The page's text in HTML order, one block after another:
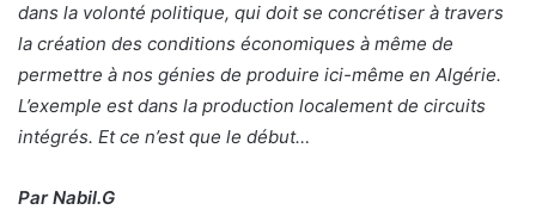
dans la volonté politique, qui doit se concrétiser à travers
la création des conditions économiques à même de
permettre à nos génies de produire ici-même en Algérie.
L’exemple est dans la production localement de circuits
intégrés. Et ce n’est que le début…
Par Nabil.G